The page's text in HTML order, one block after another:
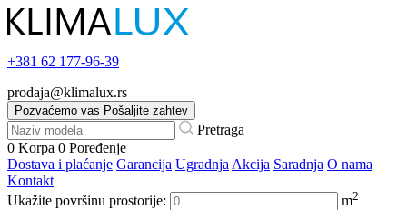
+381 62 177-96-39
prodaja@klimalux.rs
Pozvaćemo vas Pošaljite zahtev
Pretraga
0 Korpa 0 Poređenje
Dostava i plaćanje Garancija Ugradnja Akcija Saradnja O nama
Kontakt
Ukažite površinu prostorije:
m2